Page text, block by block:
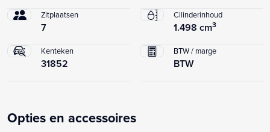
Zitplaatsen
7
Cilinderinhoud
1.498 cm3
Kenteken
31852
BTW / marge
BTW
Opties en accessoires